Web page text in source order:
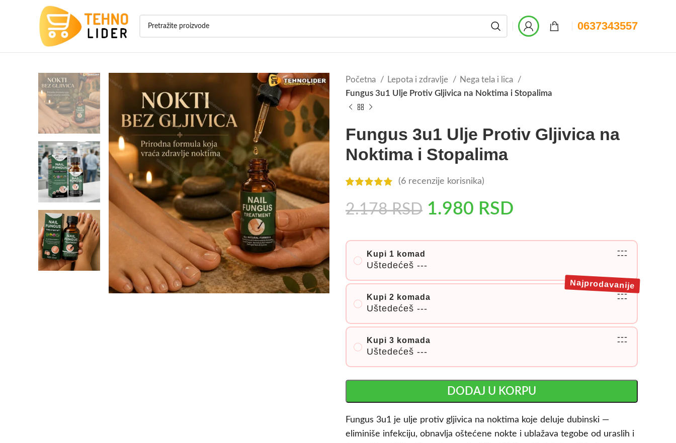
0637343557
Početna Lepota i zdravlje
Nega tela i lica
Fungus 3u1 Ulje Protiv Gljivica na Noktima i Stopalima
Fungus 3u1 Ulje Protiv Gljivica na
Noktima i Stopalima
(6 recenzije korisnika)
2.178RSD 1.980 RSD
Kupi 1 komad
Uštedećeš ---
---
---
Kupi 2 komada
Uštedećeš ---
---
---
Najprodavanije
Kupi 3 komada
Uštedećeš ---
---
---
DODAJ U KORPU
Fungus 3u1 je ulje protiv gljivica na noktima koje deluje dubinski —
eliminiše infekciju, obnavlja oštećene nokte i ublažava tegobe od uraslih i